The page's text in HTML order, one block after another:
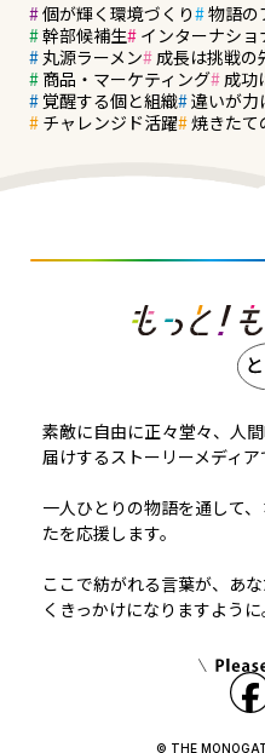
個が輝く環境づくり 物語の
幹部候補生 インターナショ
丸源ラーメン 成長は挑戦の
商品・マーケティング 成功
覚醒する個と組織 違いが力
チャレンジド活躍 焼きたて
素敵に自由に正々堂々、人
届けするストーリーメディア
一人ひとりの物語を通して
たを応援します。
ここで紡がれる言葉が、あ
くきっかけになりますように
© THE